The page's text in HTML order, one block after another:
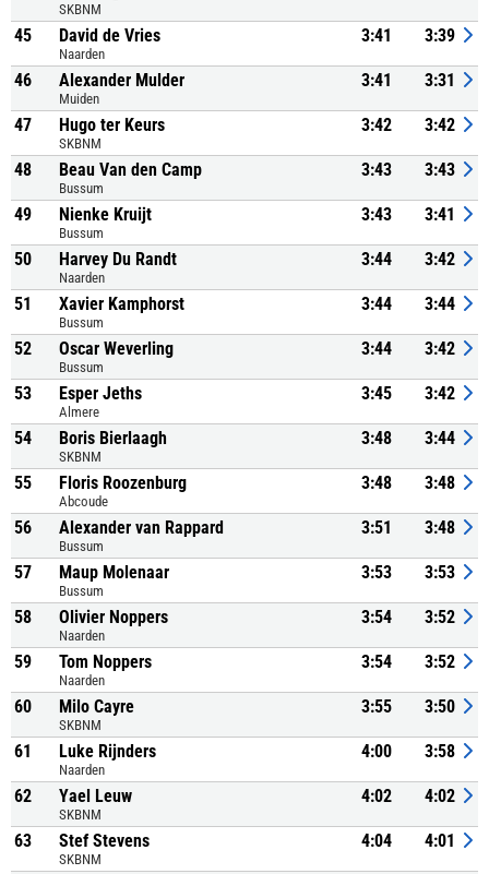
SKBNM
45 David de Vries
Naarden
3:41 3:39
46 Alexander Mulder
Muiden
3:41 3:31
47 Hugo ter Keurs
SKBNM
3:42 3:42
48 Beau Van den Camp
Bussum
3:43 3:43
49 Nienke Kruijt
Bussum
3:43 3:41
50 Harvey Du Randt
Naarden
3:44 3:42
51 Xavier Kamphorst
Bussum
3:44 3:44
52 Oscar Weverling
Bussum
3:44 3:42
53 Esper Jeths
Almere
3:45 3:42
54 Boris Bierlaagh
SKBNM
3:48 3:44
55 Floris Roozenburg
Abcoude
3:48 3:48
56 Alexander van Rappard
Bussum
3:51 3:48
57 Maup Molenaar
Bussum
3:53 3:53
58 Olivier Noppers
Naarden
3:54 3:52
59 Tom Noppers
Naarden
3:54 3:52
60 Milo Cayre
SKBNM
3:55 3:50
61 Luke Rijnders
Naarden
4:00 3:58
62 Yael Leuw
SKBNM
4:02 4:02
63 Stef Stevens
SKBNM
4:04 4:01